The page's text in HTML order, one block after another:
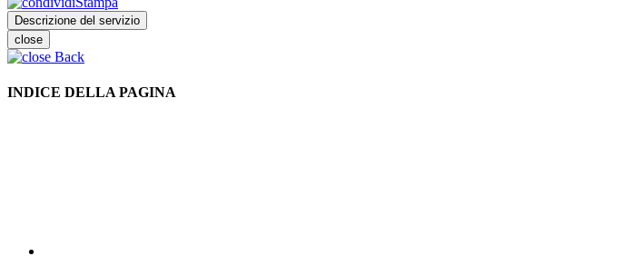
Descrizione del servizio
close
Back
INDICE DELLA PAGINA